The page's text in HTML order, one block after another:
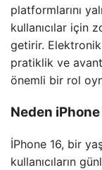
platformlarını
kullanıcılar için
getirir. Elektronik
pratiklik ve
önemli bir rol
Neden iPhone
İPhone 16, bir
kullanıcıların